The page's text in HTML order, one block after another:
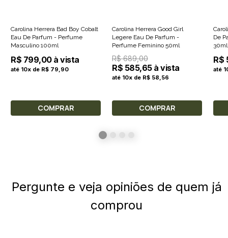
Carolina Herrera Bad Boy Cobalt
Eau De Parfum - Perfume
Masculino 100ml
R$ 799,00 à vista
até 10x de R$ 79,90
COMPRAR
Carolina Herrera Good Girl
Legere Eau De Parfum -
Perfume Feminino 50ml
R$ 689,00
R$ 585,65 à vista
até 10x de R$ 58,56
COMPRAR
De
30ml
R$
até
Pergunte e veja opiniões de quem já
comprou